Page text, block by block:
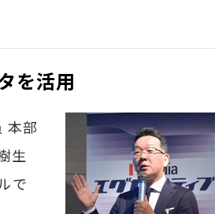
を活用
本部
生
で